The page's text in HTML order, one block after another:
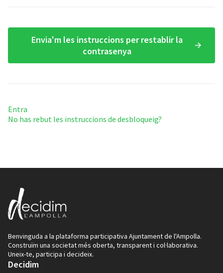
Envia'm les instruccions per restablir la
contrasenya
Entra
No has rebut les instruccions de desbloqueig?
Benvinguda a la plataforma participativa Ajuntament de l'Ampolla.
Construïm una societat més oberta, transparent i col·laborativa.
Uneix-te, participa i decideix.
Decidim